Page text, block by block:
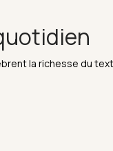
la richesse du